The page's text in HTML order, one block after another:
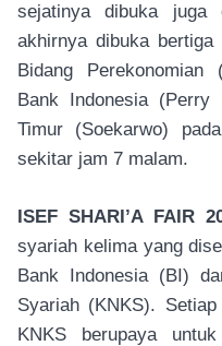
sejatinya dibuka juga
akhirnya dibuka
Bidang Perekonomian
Bank Indonesia (Perry
Timur (Soekarwo)
sekitar jam 7 malam.
ISEF SHARI’A FAIR
syariah kelima yang
Bank Indonesia (BI)
Syariah (KNKS).
KNKS berupaya